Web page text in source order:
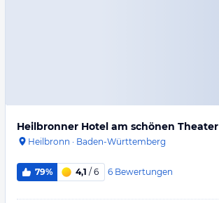
Heilbronner Hotel am schönen Theater
Heilbronn · Baden-Württemberg
79% 4,1 / 6 6 Bewertungen